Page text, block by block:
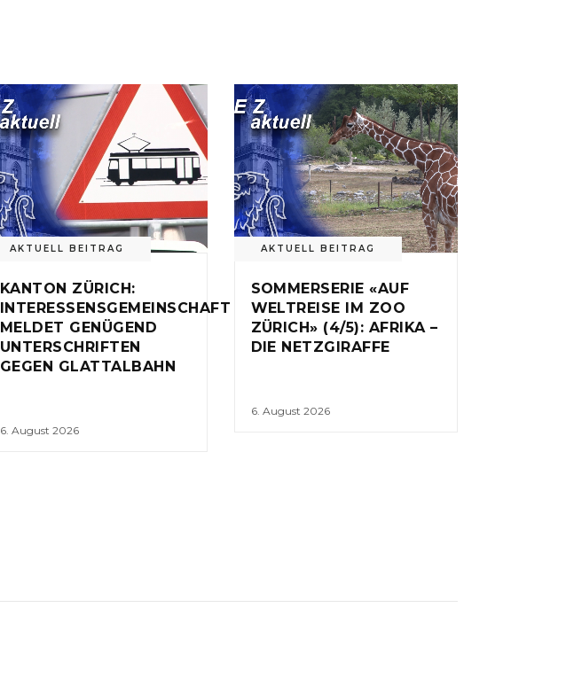
AKTUELL BEITRAG
KANTON ZÜRICH:
INTERESSENSGEMEINSCHAFT
MELDET GENÜGEND
UNTERSCHRIFTEN
GEGEN GLATTALBAHN
6. August 2026
AKTUELL BEITRAG
SOMMERSERIE «AUF
WELTREISE IM ZOO
ZÜRICH» (4/5): AFRIKA –
DIE NETZGIRAFFE
6. August 2026